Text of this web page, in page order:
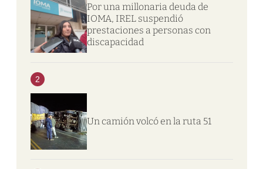
Por una millonaria deuda de
IOMA, IREL suspendió
prestaciones a personas con
discapacidad
2
Un camión volcó en la ruta 51